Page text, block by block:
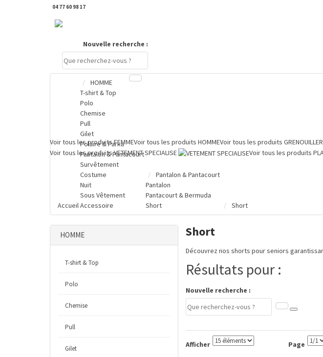
04 77 60 98 17
Nouvelle recherche :
Voir tous les produitsFEMMEVoir tous les produits HOMMEVoir tous les produits
Voir tous les produitsVETEMENT SPECIALISE Voir tous les produits
Accueil
HOMME
T-shirt & Top
Polo
Chemise
Pull
Gilet
Polaire & Parka
Pantalon & Pantacourt
Survêtement
Costume
Nuit
Sous Vêtement
Accessoire
Pantalon & Pantacourt
Pantalon
Pantacourt & Bermuda
Short
Short
HOMME
T-shirt & Top
Polo
Chemise
Pull
Gilet
Short
Découvrez nos shorts pour seniors
Résultats pour :
Nouvelle recherche :
Afficher Page